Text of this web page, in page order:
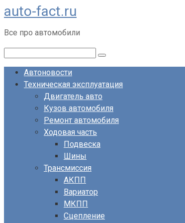
Перейти
к
контенту
auto-fact.ru
Все про автомобили
Автоновости
Техническая эксплуатация
Двигатель авто
Кузов автомобиля
Ремонт автомобиля
Ходовая часть
Подвеска
Шины
Трансмиссия
АКПП
Вариатор
МКПП
Сцепление